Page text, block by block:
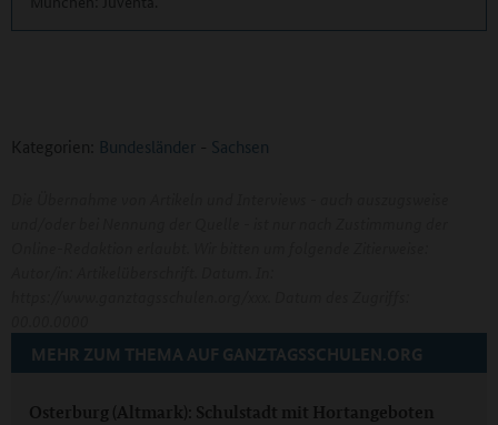
Kategorien: Bundesländer - Sachsen
MEHR ZUM THEMA AUF GANZTAGSSCHULEN.ORG
Osterburg (Altmark): Schulstadt mit Hortangeboten